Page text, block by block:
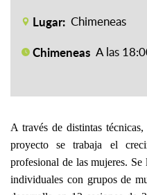
Lugar: Chimeneas
Chimeneas A las
A través de distintas
proyecto se trabaja el
profesional de las mujeres. Se
individuales con grupos de